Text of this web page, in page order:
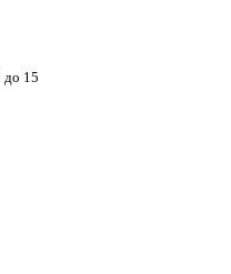
до 15